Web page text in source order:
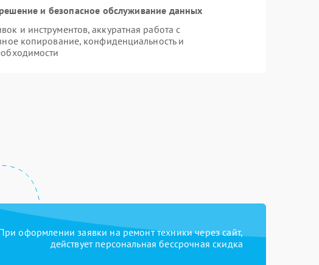
и безопасное обслуживание данных
и инструментов, аккуратная работа с
копирование, конфиденциальность и
оформлении заявки на ремонт техники через сайт,
действует персональная бессрочная скидка